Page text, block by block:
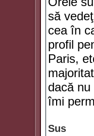
să
cea în
profil
Paris,
dacă
îmi
Sus